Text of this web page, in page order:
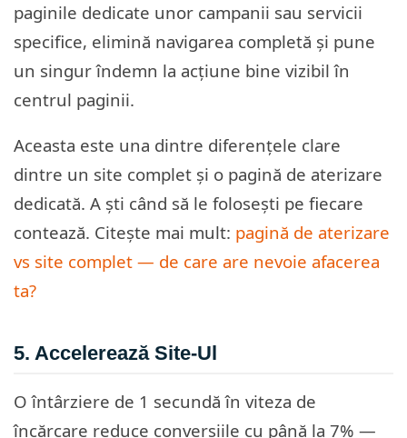
paginile dedicate unor campanii sau servicii
specifice, elimină navigarea completă și pune
un singur îndemn la acțiune bine vizibil în
centrul paginii.
Aceasta este una dintre diferențele clare
dintre un site complet și o pagină de aterizare
dedicată. A ști când să le folosești pe fiecare
contează. Citește mai mult: pagină de aterizare
vs site complet — de care are nevoie afacerea
ta?
5. Accelerează Site-Ul
O întârziere de 1 secundă în viteza de
încărcare reduce conversiile cu până la 7% —